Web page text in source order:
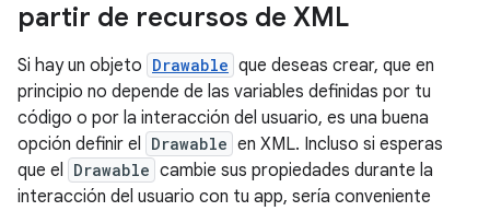
partir de recursos de XML
Si hay un objeto Drawable que deseas crear, que en
principio no depende de las variables definidas por tu
código o por la interacción del usuario, es una buena
opción definir el Drawable en XML. Incluso si esperas
que el Drawable cambie sus propiedades durante la
interacción del usuario con tu app, sería conveniente